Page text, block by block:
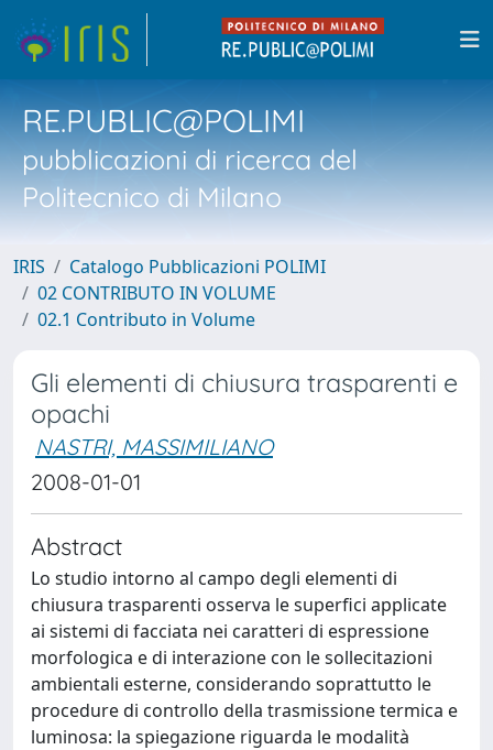
RE.PUBLIC@POLIMI
pubblicazioni di ricerca del
Politecnico di Milano
IRIS
Catalogo Pubblicazioni POLIMI
02 CONTRIBUTO IN VOLUME
02.1 Contributo in Volume
Gli elementi di chiusura trasparenti e
opachi
NASTRI, MASSIMILIANO
2008-01-01
Abstract
Lo studio intorno al campo degli elementi di
chiusura trasparenti osserva le superfici applicate
ai sistemi di facciata nei caratteri di espressione
morfologica e di interazione con le sollecitazioni
ambientali esterne, considerando soprattutto le
procedure di controllo della trasmissione termica e
luminosa: la spiegazione riguarda le modalità